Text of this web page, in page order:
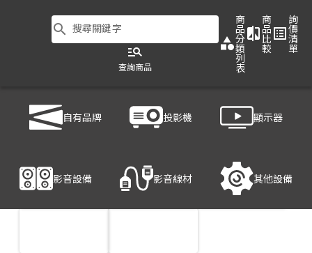
search 搜尋關鍵字
manage_search
查詢商品
category
商
品
分
類
列
表
compare
商
品
比
較
list_alt
詢
價
清
單
自有品牌 投影機 顯示器
影音設備 影音線材 其他設備
喇叭